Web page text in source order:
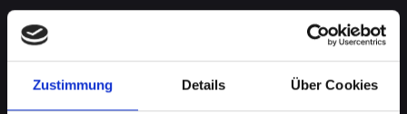
Zustimmung Details Über Cookies